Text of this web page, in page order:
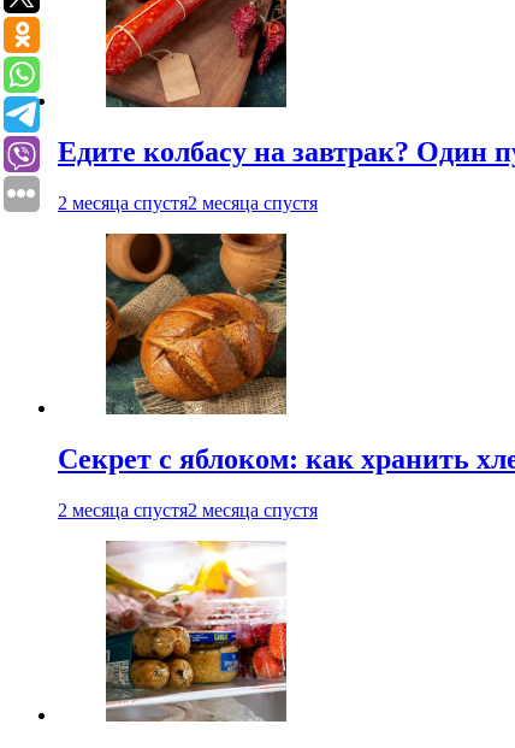
Едите колбасу на завтрак? Один
2 месяца спустя2 месяца спустя
Секрет с яблоком: как хранить
2 месяца спустя2 месяца спустя